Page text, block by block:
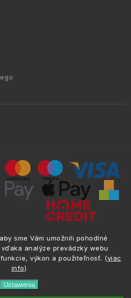
sme Vám umožnili pohodlné
analýze prevádzky webu
výkon a použiteľnosť. (viac
info)
Ustawienia
zastrzeżone.